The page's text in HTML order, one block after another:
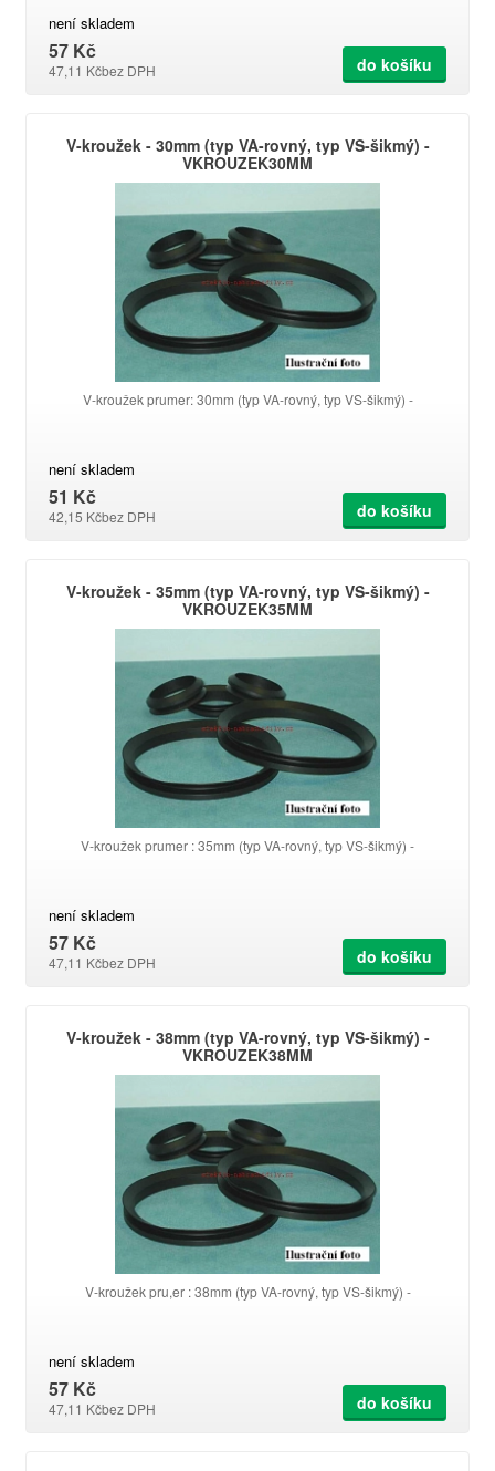
není skladem
57 Kč
47,11 Kčbez DPH do košíku
V-kroužek - 30mm (typ VA-rovný, typ VS-šikmý) -
VKROUZEK30MM
V-kroužek prumer: 30mm (typ VA-rovný, typ VS-šikmý) -
není skladem
51 Kč
42,15 Kčbez DPH do košíku
V-kroužek - 35mm (typ VA-rovný, typ VS-šikmý) -
VKROUZEK35MM
V-kroužek prumer : 35mm (typ VA-rovný, typ VS-šikmý) -
není skladem
57 Kč
47,11 Kčbez DPH do košíku
V-kroužek - 38mm (typ VA-rovný, typ VS-šikmý) -
VKROUZEK38MM
V-kroužek pru,er : 38mm (typ VA-rovný, typ VS-šikmý) -
není skladem
57 Kč
47,11 Kčbez DPH do košíku